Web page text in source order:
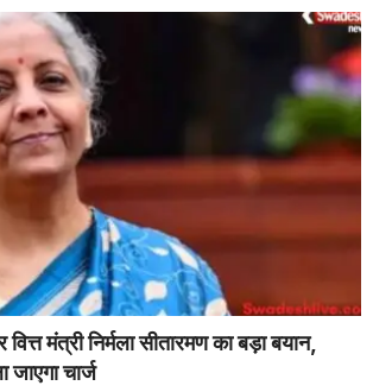
मंत्री निर्मला सीतारमण का बड़ा बयान,
चार्ज